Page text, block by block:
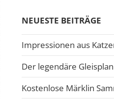
NEUESTE BEITRÄGE
Impressionen aus
Der legendäre
Kostenlose Märklin